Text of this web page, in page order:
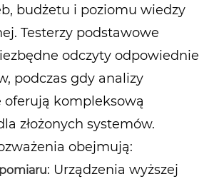
budżetu i poziomu wiedzy
Testerzy podstawowe
odczyty odpowiednie
podczas gdy analizy
oferują kompleksową
złożonych systemów.
obejmują:
: Urządzenia wyższej